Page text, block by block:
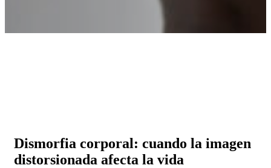
Dismorfia corporal: cuando la imagen
distorsionada afecta la vida